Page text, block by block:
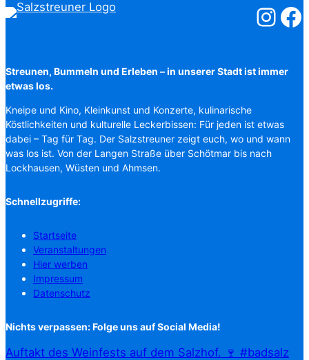
Streunen, Bummeln und Erleben – in unserer Stadt ist immer
etwas los.
Kneipe und Kino, Kleinkunst und Konzerte, kulinarische
Köstlichkeiten und kulturelle Leckerbissen: Für jeden ist etwas
dabei – Tag für Tag. Der Salzstreuner zeigt euch, wo und wann
was los ist. Von der Langen Straße über Schötmar bis nach
Lockhausen, Wüsten und Ahmsen.
Schnellzugriffe:
Startseite
Veranstaltungen
Hier werben
Impressum
Datenschutz
Nichts verpassen: Folge uns auf Social Media!
Auftakt des Weinfests auf dem Salzhof. 🍷 #badsalz